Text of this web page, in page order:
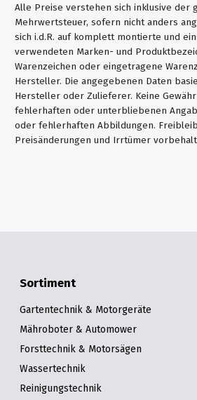
Alle Preise verstehen sich inklusive der
Mehrwertsteuer, sofern nicht anders
sich i.d.R. auf komplett montierte und
verwendeten Marken- und
Warenzeichen oder eingetragene
Hersteller. Die angegebenen Daten
Hersteller oder Zulieferer. Keine
fehlerhaften oder unterbliebenen
oder fehlerhaften Abbildungen.
Preisänderungen und Irrtümer
Sortiment
Gartentechnik & Motorgeräte
Mähroboter & Automower
Forsttechnik & Motorsägen
Wassertechnik
Reinigungstechnik